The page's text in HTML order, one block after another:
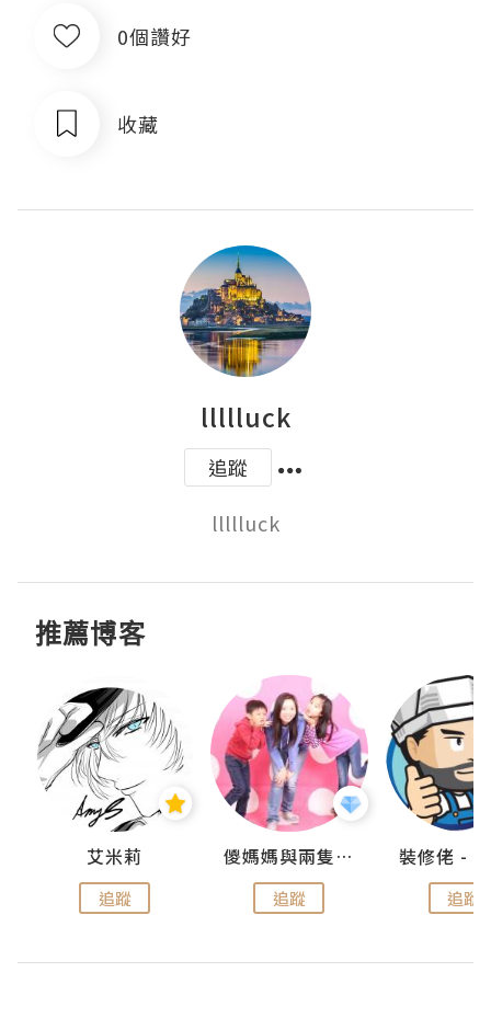
0個讚好
收藏
llllluck
追蹤
llllluck
推薦博客
艾米莉
追蹤
儍媽媽與兩隻小魔怪之家
追蹤 追蹤